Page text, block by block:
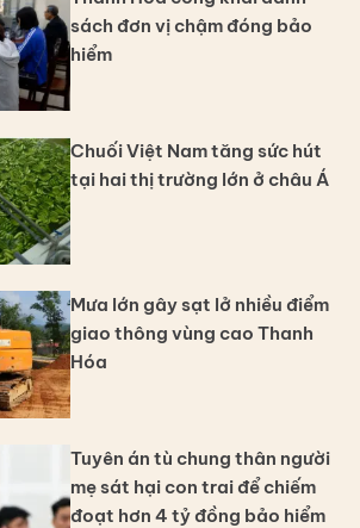
sách đơn vị chậm đóng bảo
hiểm
Chuối Việt Nam tăng sức hút
tại hai thị trường lớn ở châu Á
Mưa lớn gây sạt lở nhiều điểm
giao thông vùng cao Thanh
Hóa
Tuyên án tù chung thân người
mẹ sát hại con trai để chiếm
đoạt hơn 4 tỷ đồng bảo hiểm